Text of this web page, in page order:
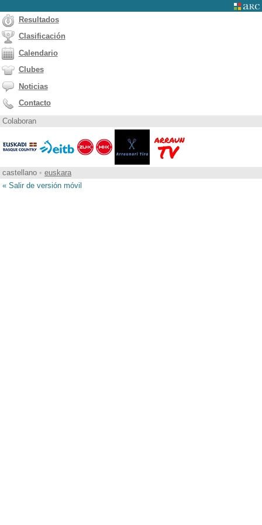
Resultados
Clasificación
Calendario
Clubes
Noticias
Contacto
Colaboran
castellano • euskara
« Salir de versión móvil